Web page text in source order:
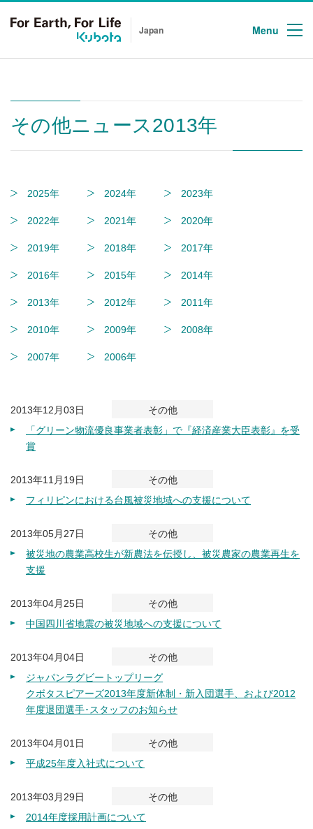
Japan Menu
その他ニュース2013年
2025年 2024年 2023年
2022年 2021年 2020年
2019年 2018年 2017年
2016年 2015年 2014年
2013年 2012年 2011年
2010年 2009年 2008年
2007年 2006年
2013年12月03日
その他
「グリーン物流優良事業者表彰」で『経済産業大臣表彰』を受
賞
2013年11月19日
その他
フィリピンにおける台風被災地域への支援について
2013年05月27日
その他
被災地の農業高校生が新農法を伝授し、被災農家の農業再生を
支援
2013年04月25日
その他
中国四川省地震の被災地域への支援について
2013年04月04日
その他
ジャパンラグビートップリーグ
クボタスピアーズ2013年度新体制・新入団選手、および2012
年度退団選手･スタッフのお知らせ
2013年04月01日
その他
平成25年度入社式について
2013年03月29日
その他
2014年度採用計画について